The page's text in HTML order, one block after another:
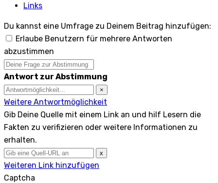
Links
Du kannst eine Umfrage zu Deinem Beitrag hinzufügen:
Erlaube Benutzern für mehrere Antworten
abzustimmen
Antwort zur Abstimmung
×
Weitere Antwortmöglichkeit
Gib Deine Quelle mit einem Link an und hilf Lesern die
Fakten zu verifizieren oder weitere Informationen zu
erhalten.
x
Weiteren Link hinzufügen
Captcha